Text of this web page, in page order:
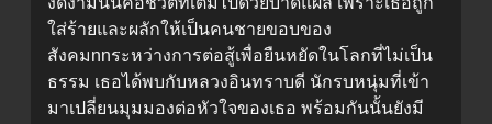
ใส่ร้ายและผลักให้เป็นคนชายขอบของ
สังคมnnระหว่างการต่อสู้เพื่อยืนหยัดในโลกที่ไม่เป็น
ธรรม เธอได้พบกับหลวงอินทราบดี นักรบหนุ่มที่เข้า
มาเปลี่ยนมุมมองต่อหัวใจของเธอ พร้อมกันนั้นยังมี